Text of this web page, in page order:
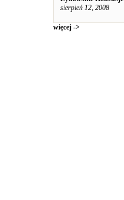
sierpień 12, 2008
więcej ->